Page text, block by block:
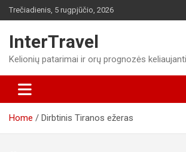
Skip
to
Trečiadienis, 5 rugpjūčio, 2026
InterTravel
Kelionių patarimai ir orų prognozės
Home Dirbtinis Tiranos ežeras